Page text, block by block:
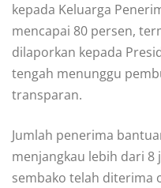
kepada Keluarga
mencapai 80 persen,
dilaporkan kepada
tengah menunggu
transparan.
Jumlah penerima
menjangkau lebih dari
sembako telah diterima